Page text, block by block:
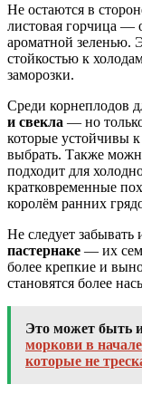
Не остаются в
листовая горчица —
ароматной зеленью.
стойкостью к
заморозки.
Среди корнеплодов
и свекла — но
которые устойчивы
выбрать. Также
подходит для
кратковременные
королём ранних
Не следует забывать
пастернаке — их
более крепкие и
становятся более
Это может быть
моркови в
которые не